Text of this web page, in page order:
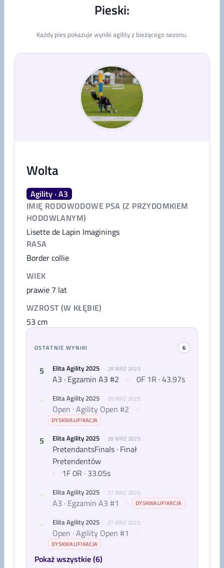
Pieski:
Każdy pies pokazuje wyniki agility z bieżącego sezonu.
Wolta
Agility · A3
IMIĘ RODOWODOWE PSA (Z PRZYDOMKIEM
HODOWLANYM)
Lisette de Lapin Imaginings
RASA
Border collie
WIEK
prawie 7 lat
WZROST (W KŁĘBIE)
53 cm
OSTATNIE WYNIKI 6
5 Elita Agility 2025 28 WRZ 2025
A3 · Egzamin A3 #2 · 0F 1R · 43.97s
- Elita Agility 2025 28 WRZ 2025
Open · Agility Open #2 ·
DYSKWALIFIKACJA
5 Elita Agility 2025 28 WRZ 2025
PretendantsFinals · Finał
Pretendentów
·
1F 0R · 33.05s
- Elita Agility 2025 27 WRZ 2025
A3 · Egzamin A3 #1 · DYSKWALIFIKACJA
- Elita Agility 2025 27 WRZ 2025
Open · Agility Open #1 ·
DYSKWALIFIKACJA
Pokaż wszystkie (6)